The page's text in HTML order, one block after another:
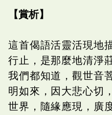
【賞析】
這首偈語活靈活現地
行止，是那麼地清淨
我們都知道，觀世音
明如來，因大悲心切
世界，隨緣應現，廣